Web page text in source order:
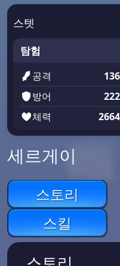
스텟
탐험
공격
방어
체력
세르게이
스토리
스킬